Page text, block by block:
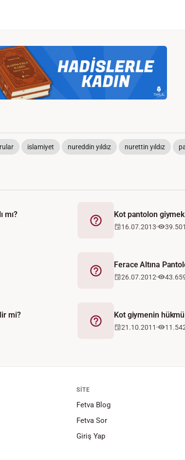
islamiyet nureddin yıldız nurettin yıldız
mı?
Fetva
Kot pantolon
16.07.2013 39.501
Fetva
Ferace Altına
26.07.2012
mi?
Fetva
Kot giymenin
21.10.2011
SITE
Fetva Blog
Fetva Sor
Giriş Yap